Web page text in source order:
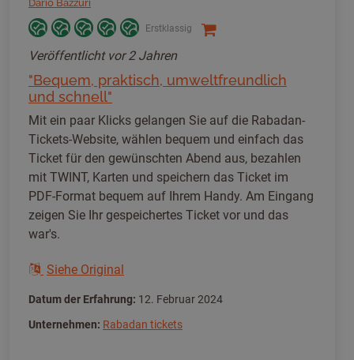
Dario Bazzuri
Erstklassig
Veröffentlicht vor 2 Jahren
"Bequem, praktisch, umweltfreundlich
und schnell"
Mit ein paar Klicks gelangen Sie auf die Rabadan-
Tickets-Website, wählen bequem und einfach das
Ticket für den gewünschten Abend aus, bezahlen
mit TWINT, Karten und speichern das Ticket im
PDF-Format bequem auf Ihrem Handy. Am Eingang
zeigen Sie Ihr gespeichertes Ticket vor und das
war's.
Siehe Original
Datum der Erfahrung: 12. Februar 2024
Unternehmen: Rabadan tickets